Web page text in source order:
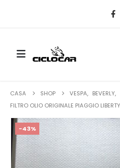
CASA SHOP VESPA, BEVERLY,
FILTRO OLIO ORIGINALE PIAGGIO
-43%